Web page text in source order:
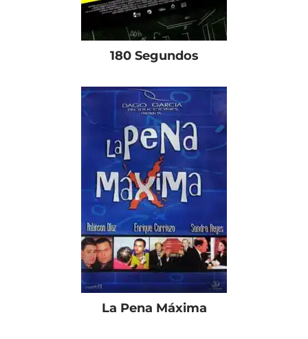
180 Segundos
La Pena Máxima